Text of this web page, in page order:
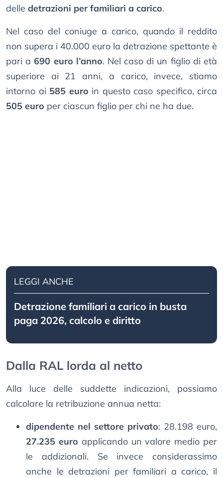
delle detrazioni per familiari a carico.
Nel caso del coniuge a carico, quando il reddito
non supera i 40.000 euro la detrazione spettante è
pari a690 euro l’anno. Nel caso di un figlio di età
superiore ai 21 anni, a carico, invece, stiamo
intorno ai 585 euro in questo caso specifico, circa
505 euro per ciascun figlio per chi ne ha due.
LEGGI ANCHE
Detrazione familiari a carico in busta
paga 2026, calcolo e diritto
Dalla RAL lorda al netto
Alla luce delle suddette indicazioni, possiamo
calcolare la retribuzione annua netta:
dipendente nel settore privato: 28.198 euro,
27.235 euro applicando un valore medio per
le addizionali. Se invece considerassimo
anche le detrazioni per familiari a carico, il